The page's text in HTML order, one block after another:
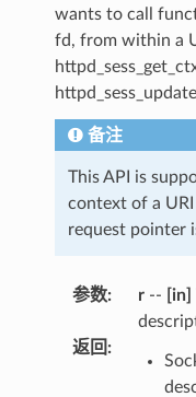
wants to call
fd, from within a
备注
This API is
context of a
request pointer
参数: r-- [in]
返回 :